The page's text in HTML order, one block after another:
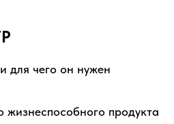
продукта